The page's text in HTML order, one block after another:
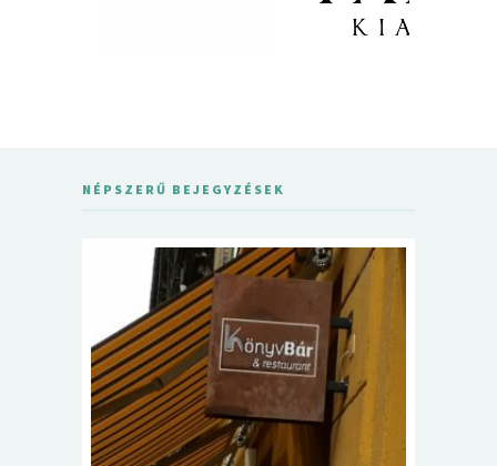
NÉPSZERŰ BEJEGYZÉSEK